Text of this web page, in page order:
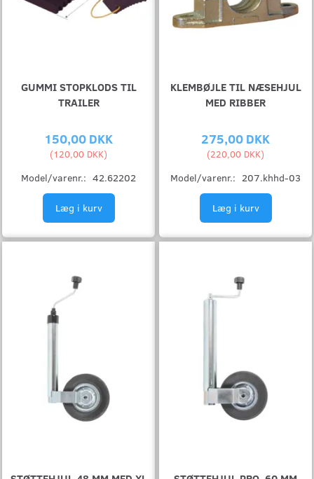
GUMMI STOPKLODS TIL
TRAILER
150,00 DKK
(120,00 DKK)
Model/varenr.: 42.62202
Læg i kurv
KLEMBØJLE TIL NÆSEHJUL
MED RIBBER
275,00 DKK
(220,00 DKK)
Model/varenr.: 207.khhd-03
Læg i kurv